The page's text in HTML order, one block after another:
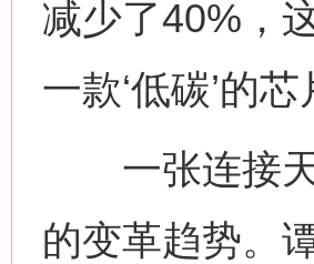
减少了40%，
一款‘低碳’的芯
一张连接天
的变革趋势。